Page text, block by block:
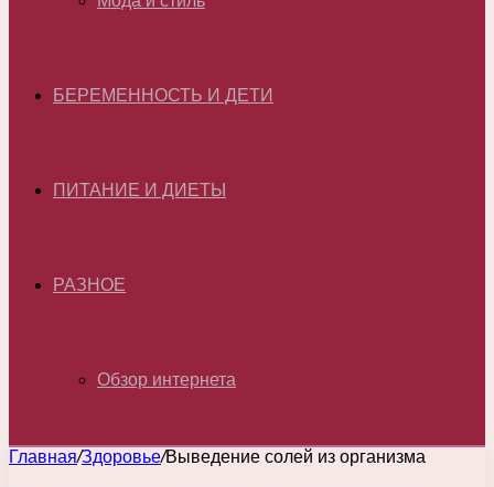
БЕРЕМЕННОСТЬ И ДЕТИ
ПИТАНИЕ И ДИЕТЫ
РАЗНОЕ
Обзор интернета
Главная/Здоровье/Выведение солей из организма